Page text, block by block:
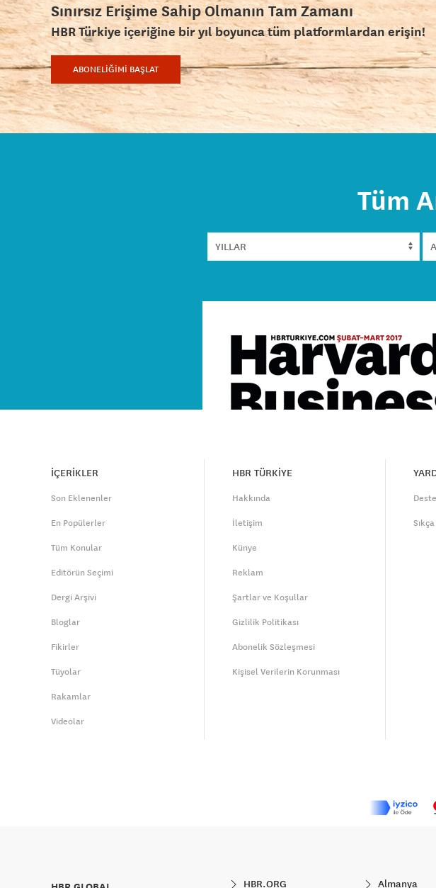
Sınırsız Erişime Sahip Olmanın Tam Zamanı
HBR Türkiye içeriğine bir yıl boyunca tüm platformlardan erişin!
ABONELİĞİMİ BAŞLAT
Tüm
İÇERİKLER
Son Eklenenler
En Popülerler
Tüm Konular
Editörün Seçimi
Dergi Arşivi
Bloglar
Fikirler
Tüyolar
Rakamlar
Videolar
HBR TÜRKİYE
Hakkında
İletişim
Künye
Reklam
Şartlar ve Koşullar
Gizlilik Politikası
Abonelik Sözleşmesi
Kişisel Verilerin Korunması
HBR.ORG Almanya